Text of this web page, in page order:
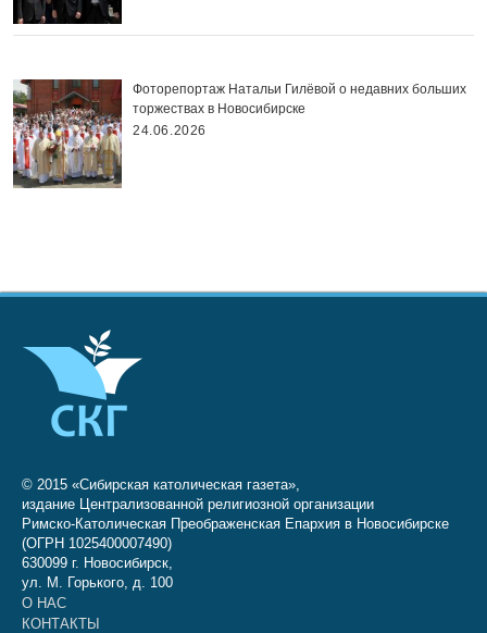
Фоторепортаж Натальи Гилёвой о недавних больших
торжествах в Новосибирске
24.06.2026
© 2015 «Сибирская католическая газета»,
издание Централизованной религиозной организации
Римско-Католическая Преображенская Епархия в Новосибирске
(ОГРН 1025400007490)
630099 г. Новосибирск,
ул. М. Горького, д. 100
О НАС
КОНТАКТЫ